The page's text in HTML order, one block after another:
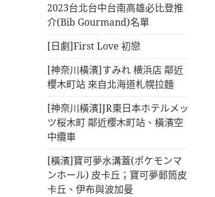
2023台北台中台南高雄必比登推
介(Bib Gourmand)名單
[日劇]First Love 初戀
[神奈川橫濱]すみれ 横浜店 鄰近
櫻木町站 來自北海道札幌拉麵
[神奈川橫濱]JR東日本ホテルメッ
ツ桜木町 鄰近櫻木町站、橫濱空
中纜車
[橫濱]寶可夢水溝蓋(ポケモンマ
ンホール) 皮卡丘；寶可夢郵筒皮
卡丘、伊布與波加曼